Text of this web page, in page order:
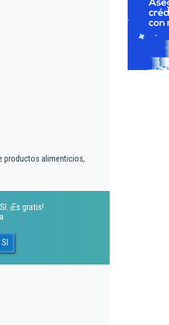
productos alimenticios,
¡Es gratis!